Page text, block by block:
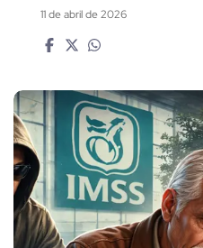
11 de abril de 2026